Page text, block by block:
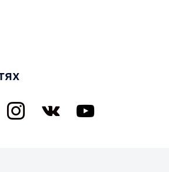
instagramvkontakteyoutube